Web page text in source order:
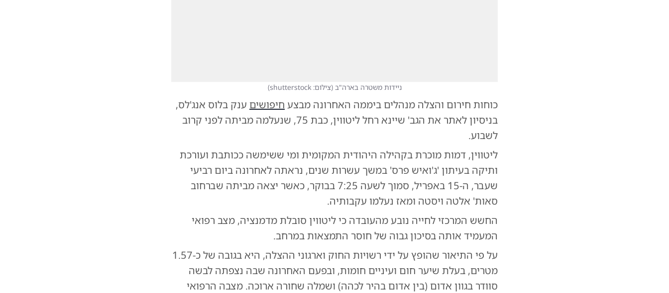
ניידות משטרה בארה"ב (צילום: shutterstock )
כוחות חירום והצלה מנהלים ביממה האחרונה מבצע חיפושים ענק בלוס אנג'לס,
בניסיון לאתר את הגב' שיינא רחל ליטווין, כבת 75, שנעלמה מביתה לפני קרוב
לשבוע.
ליטווין, דמות מוכרת בקהילה היהודית המקומית ומי ששימשה ככותבת ועורכת
ותיקה בעיתון 'ג'ואיש פרס' במשך עשרות שנים, נראתה לאחרונה ביום רביעי
שעבר, ה-15 באפריל, סמוך לשעה 7:25 בבוקר, כאשר יצאה מביתה שברחוב
סאות' אלטה ויסטה ומאז נעלמו עקבותיה.
החשש המרכזי לחייה נובע מהעובדה כי ליטווין סובלת מדמנציה, מצב רפואי
המעמיד אותה בסיכון גבוה של חוסר התמצאות במרחב.
על פי התיאור שהופץ על ידי רשויות החוק וארגוני ההצלה, היא בגובה של כ-1.57
מטרים, בעלת שיער חום ועיניים חומות, ובפעם האחרונה שבה נצפתה לבשה
סוודר בגוון אדום (בין אדום בהיר לכהה) ושמלה שחורה ארוכה. מצבה הרפואי